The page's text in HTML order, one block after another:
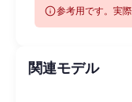
info参考用です。実
関連モデル